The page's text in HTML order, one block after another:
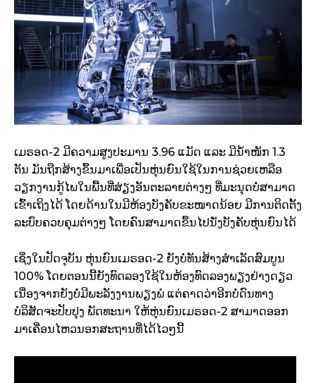
ເມຣອດ-2 ມີຄວາມສູງປະມານ 3.96 ແມັດ ແລະ ມີນ້ຳໜັກ 1.3
ຕັນ ມັນຖືກສ້າງຂຶ້ນມາເພື່ອເປັນຫຸ່ນຍົນໃຊ້ໃນການຊ່ວຍເຫລືອ
ວຽກງານກູ້ໄພໃນພື້ນທີ່ສ່ຽງອັນຕະລາຍຕ່າງໆ ທີ່ມະນຸດບໍ່ສາມາດ
ເຂົ້າເຖິງໄດ້ ໂດຍດ້ານໃນມີຫ້ອງບັງຄັບຂະໜາດນ້ອຍ ມີການຕິດຕັ້ງ
ລະບົບຄວບຄຸມຕ່າງໆ ໂດຍຄົນສາມາດຂຶ້ນໄປນັ່ງບັງຄັບຫຸ່ນຍົນໄດ້
ເຊິ່ງໃນປັດຈຸບັນ ຫຸ່ນຍົນເມຣອດ-2 ຍັງບໍ່ທັນສ້າງສຳເລັດສົມບູນ
100% ໂດຍຕອນນີ້ຍັງທົດລອງໃຊ້ໃນຫ້ອງທົດລອງພຽງຢ່າງດຽວ
ເນື່ອງຈາກຍັງບໍ່ມີພະລັງງານພຽງພໍ ແຕ່ຄາດວ່າອີກບໍ່ດົນທາງ
ບໍລິສັດຈະປັບປຸງ ພັດທະນາ ໃຫ້ຫຸ່ນຍົນເມຣອດ-2 ສາມາດອອກ
ມາເຄື່ອນໄຫວນອກສະຖານທີ່ໄດ້ໄວໆນີ້